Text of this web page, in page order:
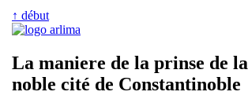
↑ début
La maniere de la prinse de la
noble cité de Constantinoble